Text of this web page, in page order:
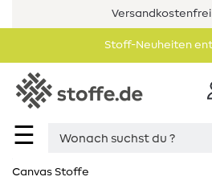
Versandkostenfrei
Stoff-Neuheiten
☰
Canvas Stoffe